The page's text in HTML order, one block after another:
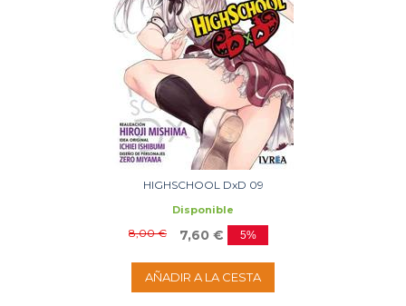
HIGHSCHOOL DxD 09
Disponible
8,00 € 7,60 € 5%
AÑADIR A LA CESTA